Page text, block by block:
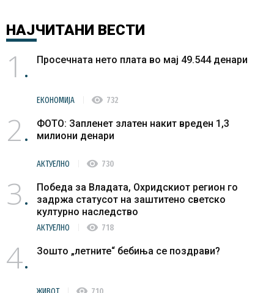
НАЈЧИТАНИ ВЕСТИ
1 Просечната нето плата во мај 49.544 денари
ЕКОНОМИЈА visibility 732
2
ФОТО: Запленет златен накит вреден 1,3
милиони денари
АКТУЕЛНО visibility 730
3
Победа за Владата, Охридскиот регион го
задржа статусот на заштитено светско
културно наследство
АКТУЕЛНО visibility 718
4 Зошто „летните“ бебиња се поздрави?